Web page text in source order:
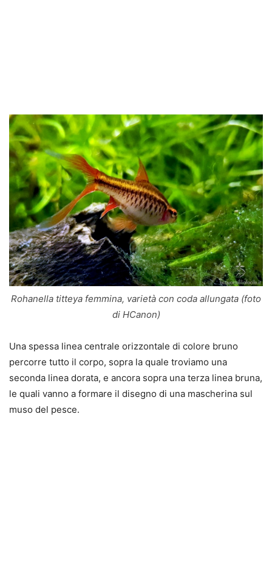
Rohanella titteya femmina, varietà con coda allungata (foto
di HCanon)
Una spessa linea centrale orizzontale di colore bruno
percorre tutto il corpo, sopra la quale troviamo una
seconda linea dorata, e ancora sopra una terza linea bruna,
le quali vanno a formare il disegno di una mascherina sul
muso del pesce.